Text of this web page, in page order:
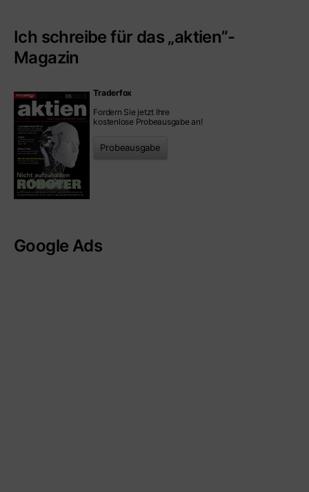
Ich schreibe für das „aktien”-
Magazin
Traderfox
Fordern Sie jetzt Ihre
kostenlose Probeausgabe an!
Probeausgabe
Google Ads